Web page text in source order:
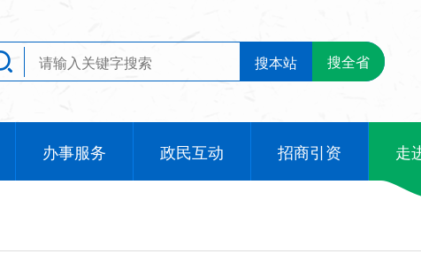
搜本站 搜全省
办事服务 政民互动 招商引资 走